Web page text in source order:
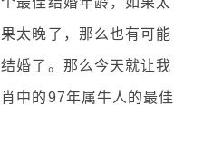
太晚了，那么也有可能
婚了。那么今天就让我
中的97年属牛人的最佳